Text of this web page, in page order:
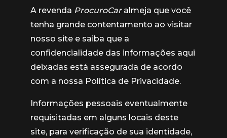
A revenda ProcuroCaralmeja que você
tenha grande contentamento ao visitar
nosso site e saiba que a
confidencialidade das informações aqui
deixadas está assegurada de acordo
com a nossa Política de Privacidade.
Informações pessoais eventualmente
requisitadas em alguns locais deste
site, para verificação de sua identidade,